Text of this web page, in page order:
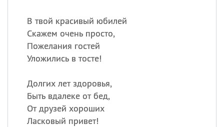
В твой красивый юбилей
Скажем очень просто,
Пожелания гостей
Уложились в тосте!
Долгих лет здоровья,
Быть вдалеке от бед,
От друзей хороших
Ласковый привет!